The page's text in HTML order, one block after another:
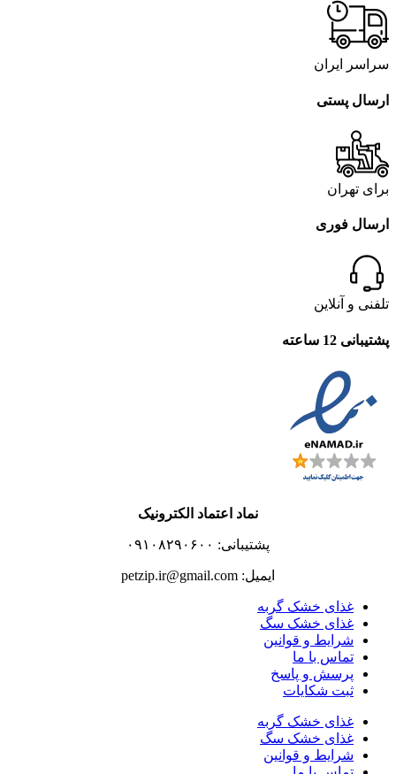
سراسر ایران
ارسال پستی
برای تهران
ارسال فوری
تلفنی و آنلاین
پشتیبانی 12 ساعته
نماد اعتماد الکترونیک
پشتیبانی: ۰۹۱۰۸۲۹۰۶۰۰
ایمیل: petzip.ir@gmail.com
غذای خشک گربه
غذای خشک سگ
شرایط و قوانین
تماس با ما
پرسش و پاسخ
ثبت شکایات
غذای خشک گربه
غذای خشک سگ
شرایط و قوانین